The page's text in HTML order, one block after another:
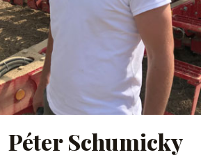
Péter Schumicky